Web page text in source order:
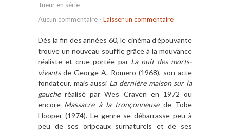
tueur en série
Aucun commentaire - Laisser un commentaire
Dès la fin des années 60, le cinéma d’épouvante
trouve un nouveau souffle grâce à la mouvance
réaliste et crue portée par La nuit des morts-
vivantsde George A. Romero (1968), son acte
fondateur, mais aussi La dernière maison sur la
gaucheréalisé par Wes Craven en 1972 ou
encore Massacre à la tronçonneusede Tobe
Hooper (1974). Le genre se débarrasse peu à
peu de ses oripeaux surnaturels et de ses